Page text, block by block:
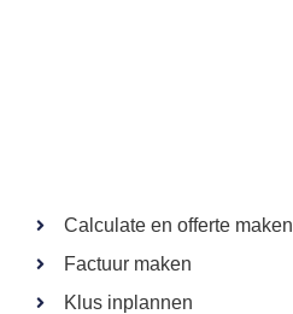
Calculate en offerte maken
Factuur maken
Klus inplannen